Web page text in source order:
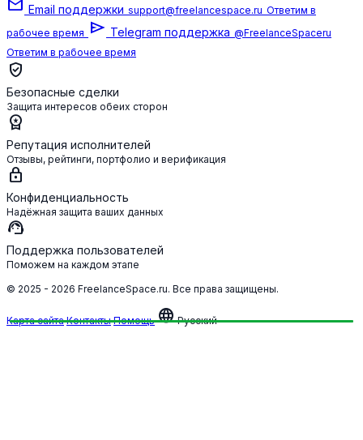
mail Email поддержки support@freelancespace.ru Ответим в
рабочее время send Telegram поддержка @FreelanceSpaceru
Ответим в рабочее время
verified_user
Безопасные сделки
Защита интересов обеих сторон
workspace_premium
Репутация исполнителей
Отзывы, рейтинги, портфолио и верификация
lock
Конфиденциальность
Надёжная защита ваших данных
support_agent
Поддержка пользователей
Поможем на каждом этапе
© 2025 - 2026 FreelanceSpace.ru. Все права защищены.
Карта сайта Контакты Помощь languageРусский